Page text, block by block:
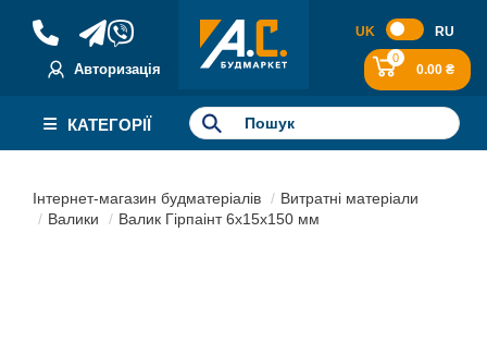
Авторизація
UK RU
0
0.00 ₴
КАТЕГОРІЇ
Інтернет-магазин будматеріалів
Витратні матеріали
Валики
Валик Гірпаінт 6х15х150 мм